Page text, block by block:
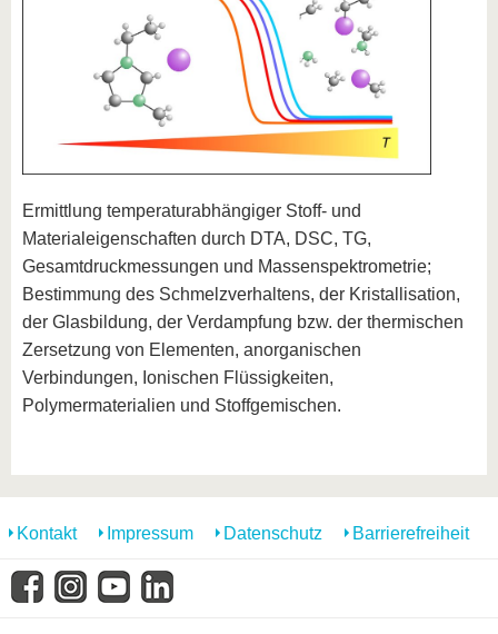
Ermittlung temperaturabhängiger Stoff- und
Materialeigenschaften durch DTA, DSC, TG,
Gesamtdruckmessungen und Massenspektrometrie;
Bestimmung des Schmelzverhaltens, der Kristallisation,
der Glasbildung, der Verdampfung bzw. der thermischen
Zersetzung von Elementen, anorganischen
Verbindungen, Ionischen Flüssigkeiten,
Polymermaterialien und Stoffgemischen.
Kontakt Impressum Datenschutz Barrierefreiheit